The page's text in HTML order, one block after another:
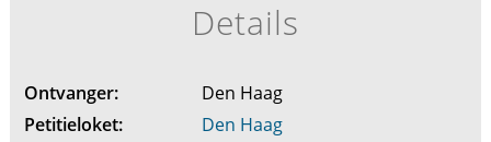
Details
Ontvanger:
Den Haag
Petitieloket:
Den Haag